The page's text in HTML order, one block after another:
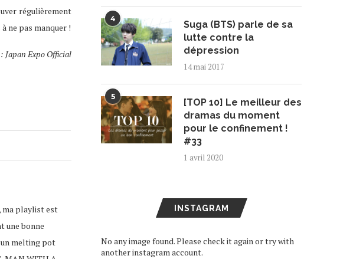
régulièrement
ne pas manquer !
Japan Expo Official
ma playlist est
une bonne
un melting pot
4
Suga (BTS) parle de sa
lutte contre la
dépression
14 mai 2017
5
[TOP 10] Le meilleur des
dramas du moment
pour le confinement !
#33
1 avril 2020
INSTAGRAM
No any image found. Please check it again or try with
another instagram account.